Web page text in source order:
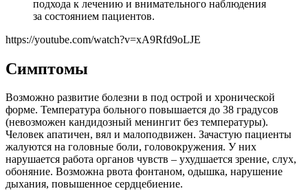
подхода к лечению и внимательного наблюдения
за состоянием пациентов.
https://youtube.com/watch?v=xA9Rfd9oLJE
Симптомы
Возможно развитие болезни в под острой и хронической
форме. Температура больного повышается до 38 градусов
(невозможен кандидозный менингит без температуры).
Человек апатичен, вял и малоподвижен. Зачастую пациенты
жалуются на головные боли, головокружения. У них
нарушается работа органов чувств – ухудшается зрение, слух,
обоняние. Возможна рвота фонтаном, одышка, нарушение
дыхания, повышенное сердцебиение.